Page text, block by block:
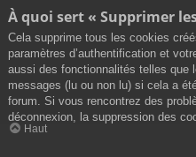
À quoi sert « Supprimer
Cela supprime tous les cookies
paramètres d’authentification et
aussi des fonctionnalités telles que
messages (lu ou non lu) si cela a
forum. Si vous rencontrez des
déconnexion, la suppression des
Haut